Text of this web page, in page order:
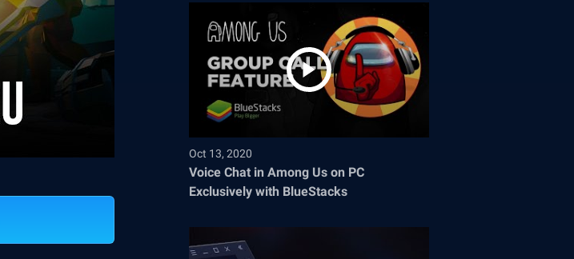
Oct 13, 2020
Voice Chat in Among Us on PC
Exclusively with BlueStacks